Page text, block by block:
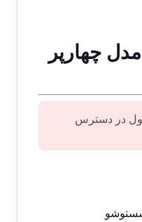
چهارپر
در دسترس
شستوشو